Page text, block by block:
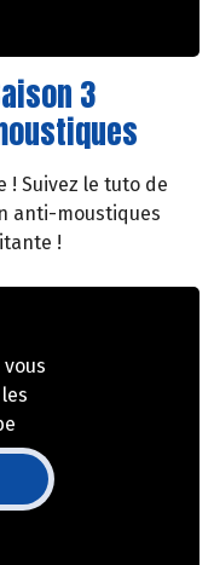
3
! Suivez le tuto de
anti-moustiques
!